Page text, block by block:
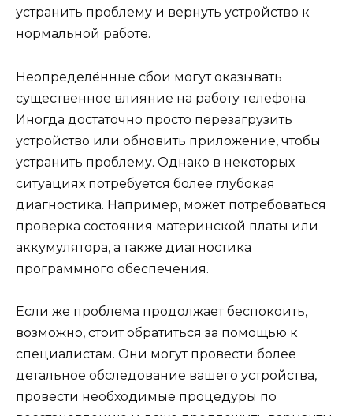
устранить проблему и вернуть устройство к
нормальной работе.
Неопределённые сбои могут оказывать
существенное влияние на работу телефона.
Иногда достаточно просто перезагрузить
устройство или обновить приложение, чтобы
устранить проблему. Однако в некоторых
ситуациях потребуется более глубокая
диагностика. Например, может потребоваться
проверка состояния материнской платы или
аккумулятора, а также диагностика
программного обеспечения.
Если же проблема продолжает беспокоить,
возможно, стоит обратиться за помощью к
специалистам. Они могут провести более
детальное обследование вашего устройства,
провести необходимые процедуры по